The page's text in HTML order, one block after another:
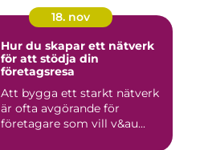
18. nov
Hur du skapar ett nätverk
för att stödja din
företagsresa
Att bygga ett starkt nätverk
är ofta avgörande för
företagare som vill v&au...